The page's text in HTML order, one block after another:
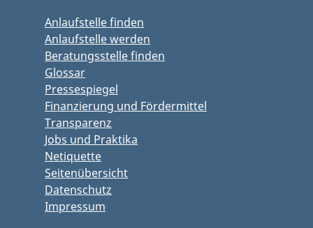
Anlaufstelle finden
Anlaufstelle werden
Beratungsstelle finden
Glossar
Pressespiegel
Finanzierung und Fördermittel
Transparenz
Jobs und Praktika
Netiquette
Seitenübersicht
Datenschutz
Impressum